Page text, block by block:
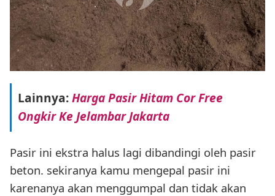
Lainnya:Harga Pasir Hitam Cor Free
Ongkir Ke Jelambar Jakarta
Pasir ini ekstra halus lagi dibandingi oleh pasir
beton. sekiranya kamu mengepal pasir ini
karenanya akan menggumpal dan tidak akan